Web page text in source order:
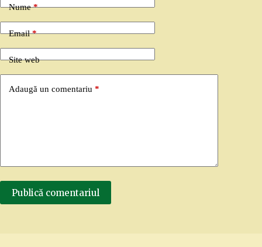
Nume*
Email*
Site web
Adaugă un comentariu *
Publică comentariul